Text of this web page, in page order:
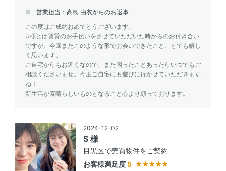
営業担当：高島 由衣からのお返事
この度はご成約おめでとうございます。
U様とは賃貸のお手伝いをさせていただいた時からのお付き合い
ですが、今回またこのような形でお会いできたこと、とても嬉し
く思います。
ご自宅からもお近くなので、また困ったことあったらいつでもご
相談くださいませ。今度ご自宅にも遊びに行かせていただきます
ね！
新生活が素晴らしいものとなること心より願っております。
2024-12-02
S 様
目黒区で売買物件をご契約
お客様満足度 5